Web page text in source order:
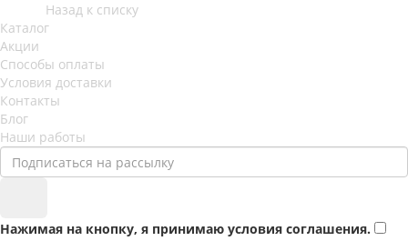
Назад к списку
Каталог
Акции
Способы оплаты
Условия доставки
Контакты
Блог
Наши работы
Нажимая на кнопку, я принимаю условия соглашения.